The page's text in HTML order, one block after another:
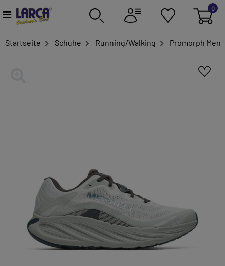
0
Startseite Schuhe Running/Walking Promorph Men